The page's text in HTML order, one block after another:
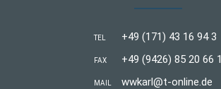
TEL +49 (171) 43 16 94 3
FAX +49 (9426) 85 20 66 1
MAIL wwkarl@t-online.de